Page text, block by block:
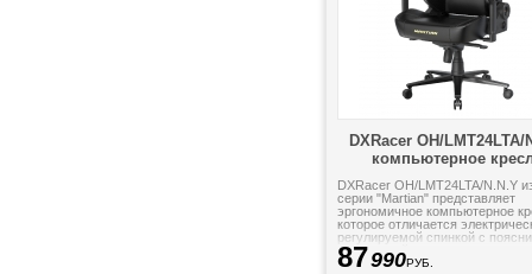
DXRacer OH/LMT24LTA/
компьютерное
DXRacer OH/LMT24LTA/N.N.Y
серии "Martian" представляет
эргономичное компьютерное
которое отличается
регулируемой спинкой с
поддержкой, позволяющими
87990РУБ.